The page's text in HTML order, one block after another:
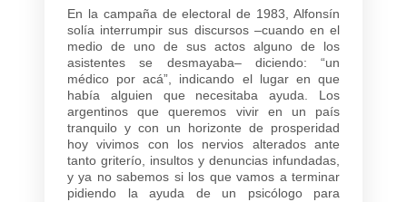
En la campaña de electoral de 1983, Alfonsín
solía interrumpir sus discursos –cuando en el
medio de uno de sus actos alguno de los
asistentes se desmayaba– diciendo: “un
médico por acá”, indicando el lugar en que
había alguien que necesitaba ayuda. Los
argentinos que queremos vivir en un país
tranquilo y con un horizonte de prosperidad
hoy vivimos con los nervios alterados ante
tanto griterío, insultos y denuncias infundadas,
y ya no sabemos si los que vamos a terminar
pidiendo la ayuda de un psicólogo para